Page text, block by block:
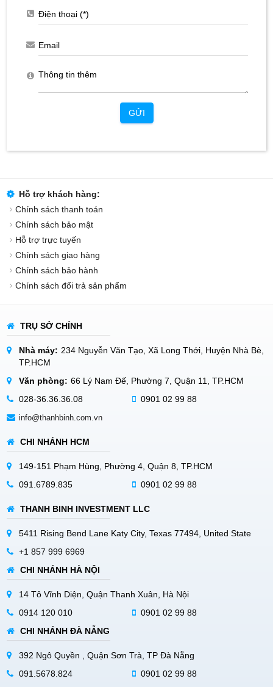
GỬI
Hỗ trợ khách hàng:
Chính sách thanh toán
Chính sách bảo mật
Hỗ trợ trực tuyến
Chính sách giao hàng
Chính sách bảo hành
Chính sách đổi trả sản phẩm
TRỤ SỞ CHÍNH
Nhà máy: 234 Nguyễn Văn Tạo, Xã Long Thới, Huyện Nhà Bè,
TP.HCM
Văn phòng: 66 Lý Nam Đế, Phường 7, Quận 11, TP.HCM
028-36.36.36.08
0901 02 99 88
info@thanhbinh.com.vn
CHI NHÁNH HCM
149-151 Phạm Hùng, Phường 4, Quận 8, TP.HCM
091.6789.835
0901 02 99 88
THANH BINH INVESTMENT LLC
5411 Rising Bend Lane Katy City, Texas 77494, United State
+1 857 999 6969
CHI NHÁNH HÀ NỘI
14 Tô Vĩnh Diện, Quận Thanh Xuân, Hà Nội
0914 120 010
0901 02 99 88
CHI NHÁNH ĐÀ NẴNG
392 Ngô Quyền , Quận Sơn Trà, TP Đà Nẵng
091.5678.824
0901 02 99 88